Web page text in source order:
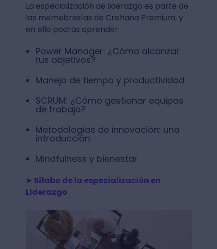
La especialización de liderazgo es parte de
las memebresías de Crehana Premium, y
en ella podrás aprender:
Power Manager: ¿Cómo alcanzar
tus objetivos?
Manejo de tiempo y productividad
SCRUM: ¿Cómo gestionar equipos
de trabajo?
Metodologías de innovación: una
introducción
Mindfulness y bienestar
➤ Sílabo de la especialización en
Liderazgo